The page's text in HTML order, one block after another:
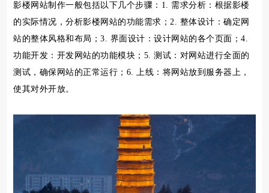
影楼网站制作一般包括以下几个步骤：1. 需求分析：根据影楼
的实际情况，分析影楼网站的功能需求；2. 整体设计：确定网
站的整体风格和布局；3. 界面设计：设计网站的各个页面；4.
功能开发：开发网站的功能模块；5. 测试：对网站进行全面的
测试，确保网站的正常运行；6. 上线：将网站放到服务器上，
使其对外开放。